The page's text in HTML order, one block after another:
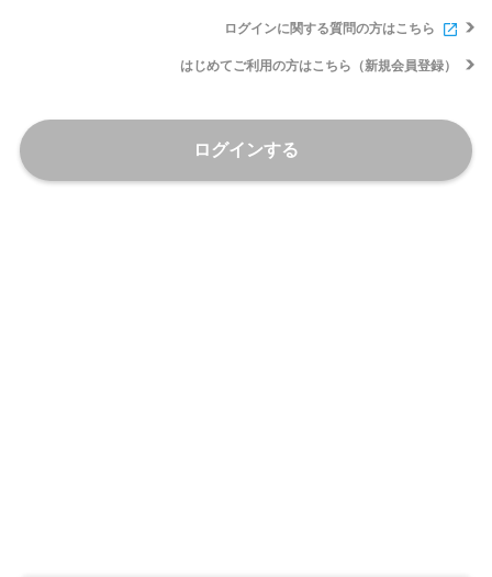
ログインに関する質問の方はこちら
はじめてご利用の方はこちら（新規会員登録）
ログインする